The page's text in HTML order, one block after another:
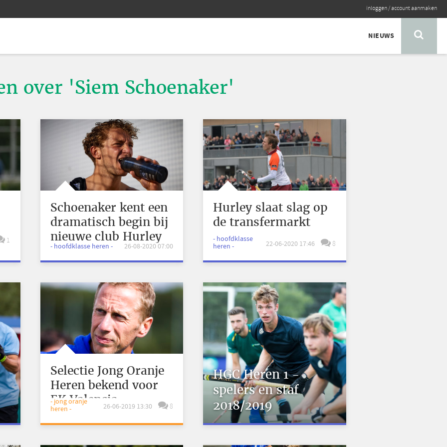
inloggen/account aanmaken
NIEUWS
over 'Siem Schoenaker'
1
Schoenaker kent een
dramatisch begin bij
nieuwe club Hurley
- hoofdklasse heren - 26-08-2020 07:00
Hurley slaat slag op
de transfermarkt
- hoofdklasse
heren -
22-06-2020 17:46 8
Selectie Jong Oranje
Heren bekend voor
EK Valencia
- jong oranje
heren -
26-06-2019 13:30 8
HGC Heren 1 -
spelers en staf
2018/2019